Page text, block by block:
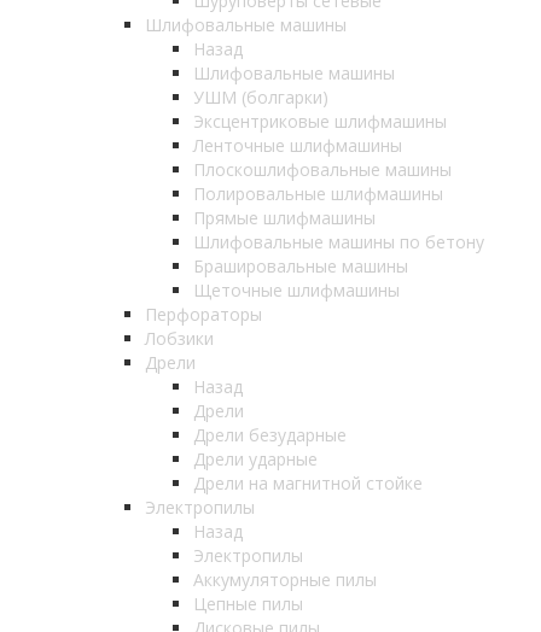
Шлифовальные машины
Назад
Шлифовальные машины
УШМ (болгарки)
Эксцентриковые шлифмашины
Ленточные шлифмашины
Плоскошлифовальные машины
Полировальные шлифмашины
Прямые шлифмашины
Шлифовальные машины по бетону
Брашировальные машины
Щеточные шлифмашины
Перфораторы
Лобзики
Дрели
Назад
Дрели
Дрели безударные
Дрели ударные
Дрели на магнитной стойке
Электропилы
Назад
Электропилы
Аккумуляторные пилы
Цепные пилы
Дисковые пилы